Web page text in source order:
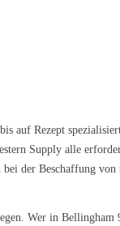
auf Rezept
Supply alle
der Beschaffung
Wer in